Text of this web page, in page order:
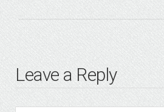
Leave a Reply